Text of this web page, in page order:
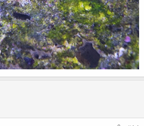
裡，頭看著魚缸正面，很好觀察牠的
會被一隻自私的寄居蟹給堵進去，其
堵在花豹的家
歡，也很像動漫人物的表情，好
很開心的樣子～～
看出魚的眼睛可以分開轉動，一個
？！？！？
看出來的畫面是長啥樣的～～